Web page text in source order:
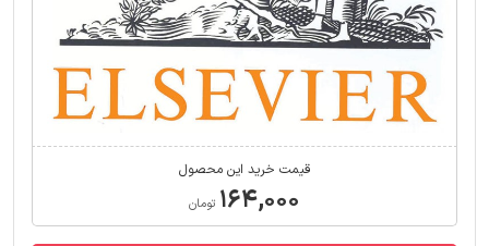
قیمت خرید این محصول
۱۶۴,۰۰۰ تومان